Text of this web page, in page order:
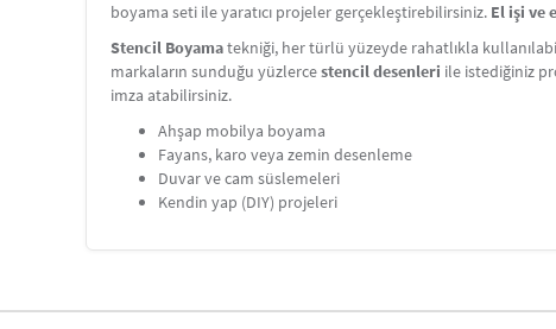
boyama seti ile yaratıcı projeler gerçekleştirebilirsiniz. El işi ve
Stencil Boyamatekniği, her türlü yüzeyde rahatlıkla
markaların sunduğu yüzlercestencil desenleri ile istediğiniz
imza atabilirsiniz.
Ahşap mobilya boyama
Fayans, karo veya zemin desenleme
Duvar ve cam süslemeleri
Kendin yap (DIY) projeleri